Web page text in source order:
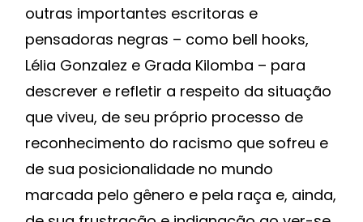
outras importantes escritoras e
pensadoras negras – como bell hooks,
Lélia Gonzalez e Grada Kilomba – para
descrever e refletir a respeito da situação
que viveu, de seu próprio processo de
reconhecimento do racismo que sofreu e
de sua posicionalidade no mundo
marcada pelo gênero e pela raça e, ainda,